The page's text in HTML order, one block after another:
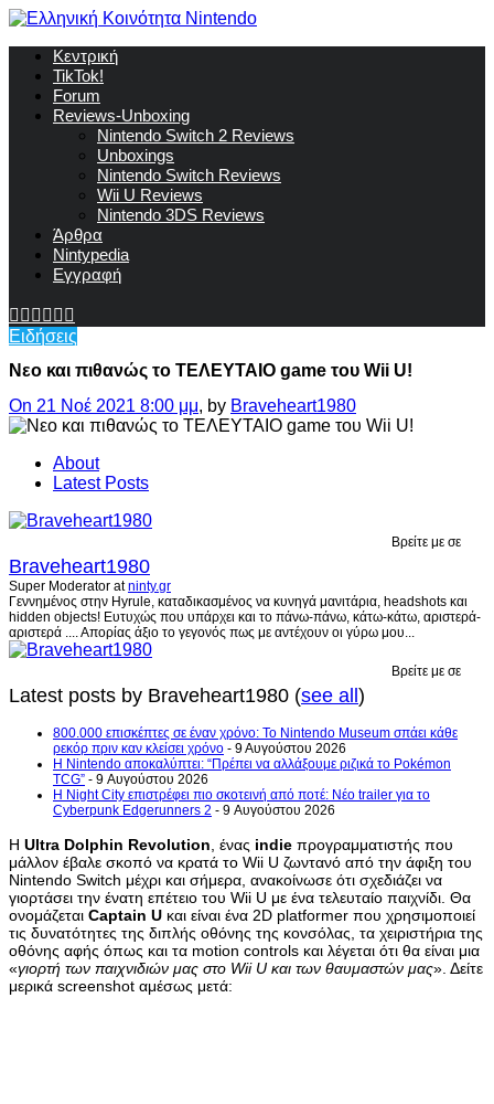
Κεντρική
TikTok!
Forum
Reviews-Unboxing
Nintendo Switch 2 Reviews
Unboxings
Nintendo Switch Reviews
Wii U Reviews
Nintendo 3DS Reviews
Άρθρα
Nintypedia
Εγγραφή
Ειδήσεις
Νεο και πιθανώς το ΤΕΛΕΥΤΑΙΟ game του Wii U!
On 21 Νοέ 2021 8:00 μμ, by Braveheart1980
About
Latest Posts
Βρείτε με σε
Braveheart1980
Super Moderator atninty.gr
Γεννημένος στην Hyrule, καταδικασμένος να κυνηγά μανιτάρια, headshots και
hidden objects! Ευτυχώς που υπάρχει και το πάνω-πάνω, κάτω-κάτω, αριστερά-
αριστερά .... Απορίας άξιο το γεγονός πως με αντέχουν οι γύρω μου...
Βρείτε με σε
Latest posts by Braveheart1980 (see all)
800.000 επισκέπτες σε έναν χρόνο: Το Nintendo Museum σπάει κάθε
ρεκόρ πριν καν κλείσει χρόνο - 9 Αυγούστου 2026
Η Nintendo αποκαλύπτει: “Πρέπει να αλλάξουμε ριζικά το Pokémon
TCG” - 9 Αυγούστου 2026
Η Night City επιστρέφει πιο σκοτεινή από ποτέ: Νέο trailer για το
Cyberpunk Edgerunners 2 - 9 Αυγούστου 2026
Η Ultra Dolphin Revolution , ένας indie προγραμματιστής που
μάλλον έβαλε σκοπό να κρατά το Wii U ζωντανό από την άφιξη του
Nintendo Switch μέχρι και σήμερα, ανακοίνωσε ότι σχεδιάζει να
γιορτάσει την ένατη επέτειο του Wii U με ένα τελευταίο παιχνίδι. Θα
ονομάζεται Captain U και είναι ένα 2D platformer που χρησιμοποιεί
τις δυνατότητες της διπλής οθόνης της κονσόλας, τα χειριστήρια της
οθόνης αφής όπως και τα motion controls και λέγεται ότι θα είναι μια
«γιορτή των παιχνιδιών μας στο Wii U και των θαυμαστών μας». Δείτε
μερικά screenshot αμέσως μετά: